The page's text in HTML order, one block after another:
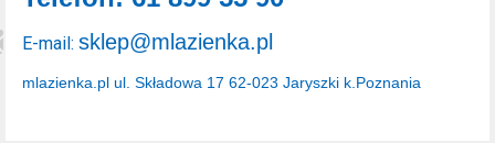
mlazienka.pl ul. Składowa 17 62-023 Jaryszki k.Poznania
E-mail: sklep@mlazienka.pl